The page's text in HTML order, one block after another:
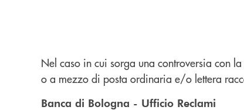
Nel caso in cui sorga una controversia con
o a mezzo di posta ordinaria e/o lettera
Banca di Bologna - Ufficio Reclami